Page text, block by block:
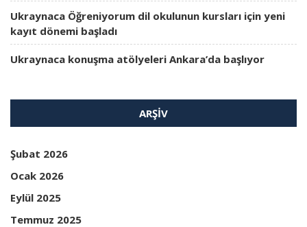
Ukraynaca Öğreniyorum dil okulunun kursları için yeni
kayıt dönemi başladı
Ukraynaca konuşma atölyeleri Ankara’da başlıyor
ARŞIV
Şubat 2026
Ocak 2026
Eylül 2025
Temmuz 2025